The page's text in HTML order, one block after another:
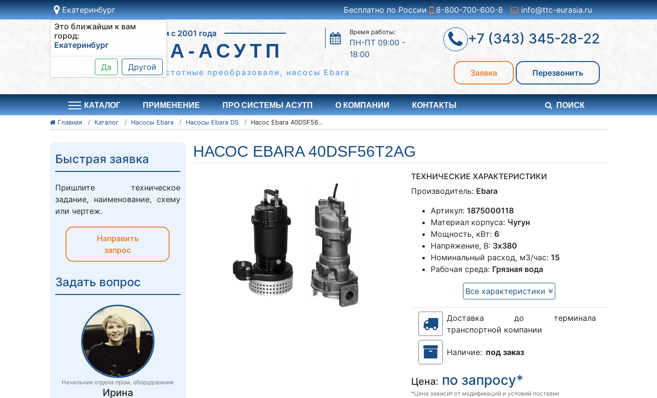
Екатеринбург
Это ближайши к вам
город:
Екатеринбург
Да Другой
Бесплатно по России 8-800-700-600-8 info@ttc-eurasia.ru
Работаем с 2001 года
СИСТЕМА-АСУТП
Время работы:
ПН-ПТ 09:00 -
18:00
Шкафы управления, частотные преобразовали, насосы Ebara
+7 (343) 345-28-22
Заявка Перезвонить
КАТАЛОГ ПРИМЕНЕНИЕ ПРО СИСТЕМЫ АСУТП О КОМПАНИИ КОНТАКТЫ ПОИСК
Главная Каталог Насосы Ebara Насосы Ebara DS Насос Ebara 40DSF56T2AG
НАСОС EBARA 40DSF56T2AG
ТЕХНИЧЕСКИЕ ХАРАКТЕРИСТИКИ
Производитель: Ebara
Артикул:1875000118
Материал корпуса: Чугун
Мощность, кВт:6
Напряжение, В: 3х380
Номинальный расход, м3/час:15
Рабочая среда: Грязная вода
Все характеристики
Доставка до терминала
транспортной компании
Наличие: под заказ
Цена: по запросу*
*Цена зависит от модификаций и условий поставки
Быстрая заявка
Пришлите техническое
задание, наименование, схему
или чертеж.
Направить
запрос
Задать вопрос
Начальник отдела пром. оборудования
Ирина